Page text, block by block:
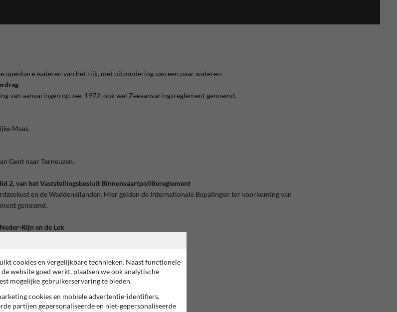
wateren van het rijk, met uitzondering van een paar wateren:
van aanvaringen op zee, 1972, ook wel Zeeaanvaringsreglement genoemd.
Maas.
Gent naar Terneuzen.
2, van het Vaststellingsbesluit Binnenvaartpolitiereglement
en de Waddeneilanden. Hier gelden de Internationale Bepalingen ter voorkoming van
genoemd.
Rijn en de Lek
cookies en vergelijkbare technieken. Naast functionele
website goed werkt, plaatsen we ook analytische
mogelijke gebruikerservaring te bieden.
cookies en mobiele advertentie-identifiers,
partijen gepersonaliseerde en niet-gepersonaliseerde